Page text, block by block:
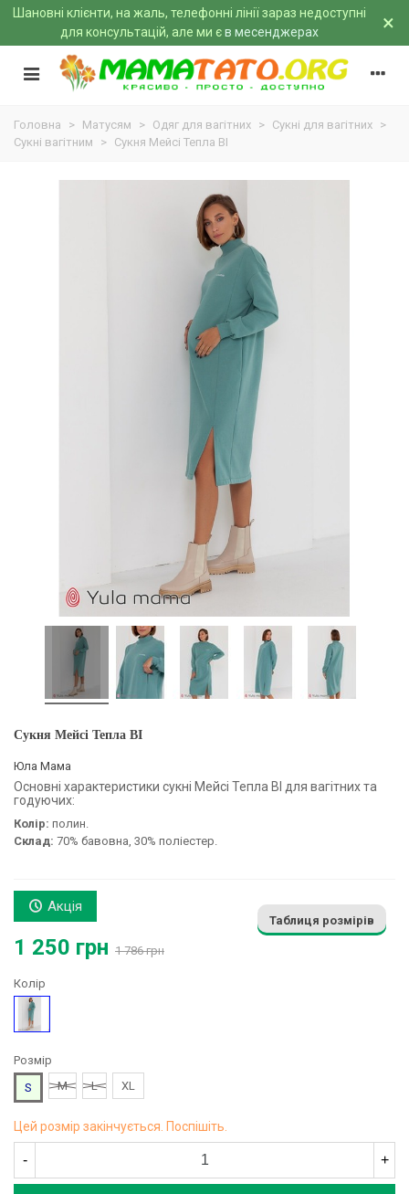
Шановні клієнти, на жаль, телефонні лінії зараз недоступні
для консультацій, але ми єв месенджерах ×
Головна > Матусям > Одяг для вагітних > Сукні для вагітних >
Сукні вагітним
> Сукня Мейсі Тепла BI
Сукня Мейсі Тепла BI
Юла Мама
Основні характеристики сукні Мейсі Тепла BI для вагітних та
годуючих:
Колір: полин.
Склад: 70% бавовна, 30% поліестер.
Акція
1 250 грн 1 786 грн
Таблиця розмірів
Колір
Бірюзовий
Розмір
S
M L XL
Цей розмір закінчується. Поспішіть.
- +